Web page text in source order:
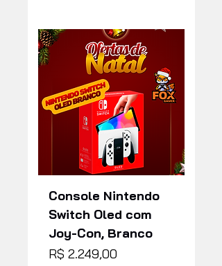
Console Nintendo
Switch Oled com
Joy-Con, Branco
Preço
R$ 2.249,00